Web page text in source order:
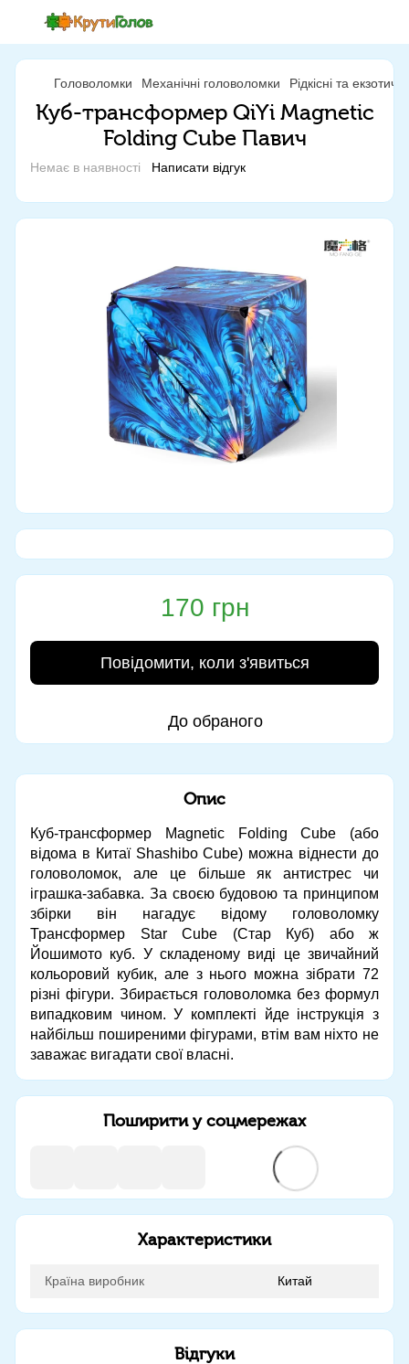
Головоломки Механічні головоломки Рідкісні та
Куб-трансформер QiYi Magnetic
Folding Cube Павич
Немає в наявності Написати відгук
170 грн
Повідомити, коли з'явиться
До обраного
Опис
Куб-трансформер Magnetic Folding Cube (або
відома в Китаї Shashibo Cube) можна віднести до
головоломок, але це більше як антистрес чи
іграшка-забавка. За своєю будовою та принципом
збірки він нагадує відому головоломку
Трансформер Star Cube (Стар Куб) або ж
Йошимото куб. У складеному виді це звичайний
кольоровий кубик, але з нього можна зібрати 72
різні фігури. Збирається головоломка без формул
випадковим чином. У комплекті йде інструкція з
найбільш поширеними фігурами, втім вам ніхто не
заважає вигадати свої власні.
Поширити у соцмережах
Характеристики
Країна виробник Китай
Відгуки